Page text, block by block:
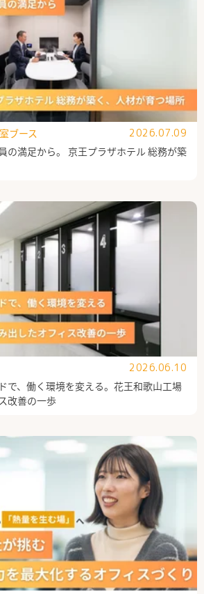
の満足から。 京王プラザホテル 総務が築
ブース 2026.07.09
で、働く環境を変える。花王和歌山工場
改善の一歩
2026.06.10